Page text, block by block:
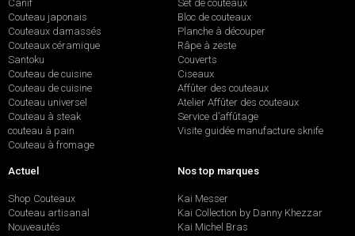
Canif
Couteau japonais
Couteaux damassés
Couteaux céramique
Santoku
Couteau de cuisine
Couteau de cuisine
Couteau universel
Couteau à steak
couteau à pain
Couteau à fromage
Set de couteaux
Bloc de couteaux
Planche à découper
Râpe à zeste
Couverts
Ciseaux
Affûter des couteaux
Atelier Affûter des couteaux
Service d’affûtage
Visite guidée manufacture sknife
Actuel
Shop Couteaux
Couteau artisanal
Nouveautés
Nos top marques
Kai Messer
Kai Collection by Danny Khezzar
Kai Michel Bras